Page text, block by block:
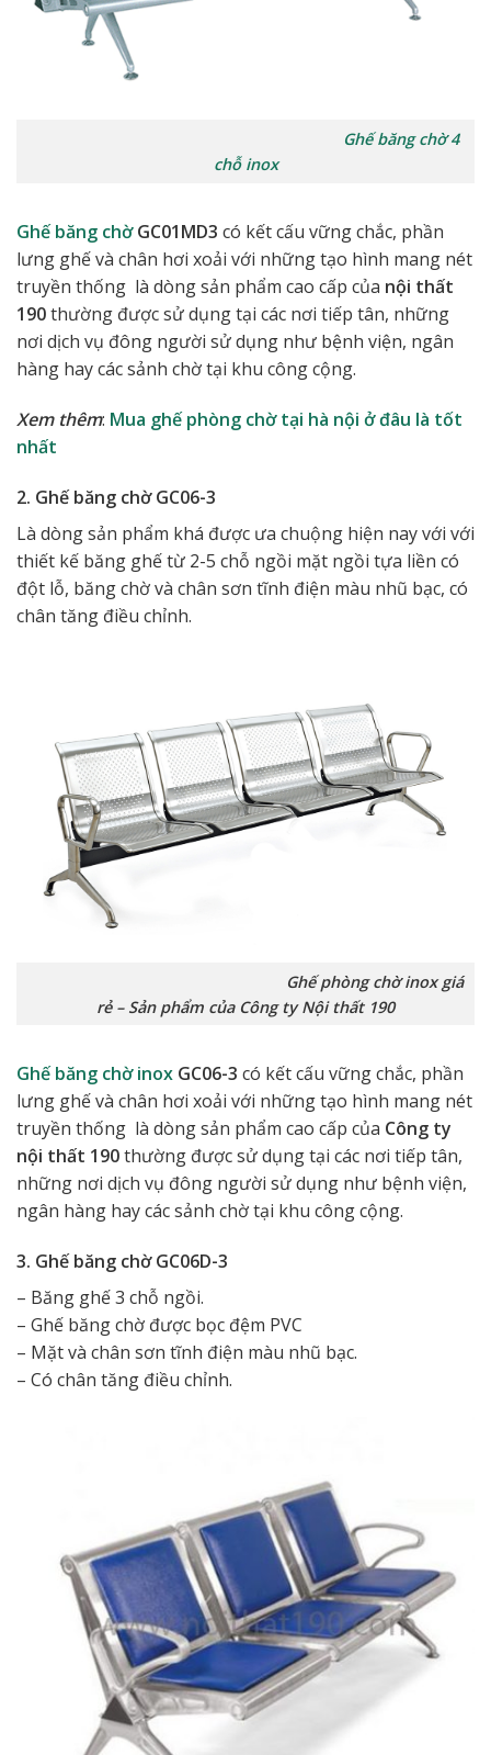
Ghế băng chờ 4
chỗ inox
Ghế băng chờGC01MD3 có kết cấu vững chắc, phần
lưng ghế và chân hơi xoải với những tạo hình mang nét
truyền thống là dòng sản phẩm cao cấp của nội thất
190thường được sử dụng tại các nơi tiếp tân, những
nơi dịch vụ đông người sử dụng như bệnh viện, ngân
hàng hay các sảnh chờ tại khu công cộng.
Xem thêm: Mua ghế phòng chờ tại hà nội ở đâu là tốt
nhất
2. Ghế băng chờ GC06-3
Là dòng sản phẩm khá được ưa chuộng hiện nay với với
thiết kế băng ghế từ 2-5 chỗ ngồi mặt ngồi tựa liền có
đột lỗ, băng chờ và chân sơn tĩnh điện màu nhũ bạc, có
chân tăng điều chỉnh.
Ghế phòng chờ inox giá
rẻ – Sản phẩm của Công ty Nội thất 190
Ghế băng chờ inox GC06-3 có kết cấu vững chắc, phần
lưng ghế và chân hơi xoải với những tạo hình mang nét
truyền thống là dòng sản phẩm cao cấp của Công ty
nội thất 190thường được sử dụng tại các nơi tiếp tân,
những nơi dịch vụ đông người sử dụng như bệnh viện,
ngân hàng hay các sảnh chờ tại khu công cộng.
3. Ghế băng chờ GC06D-3
– Băng ghế 3 chỗ ngồi.
– Ghế băng chờ được bọc đệm PVC
– Mặt và chân sơn tĩnh điện màu nhũ bạc.
– Có chân tăng điều chỉnh.